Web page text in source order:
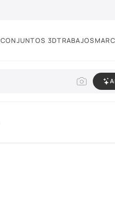
CONJUNTOS 3DTRABAJOS